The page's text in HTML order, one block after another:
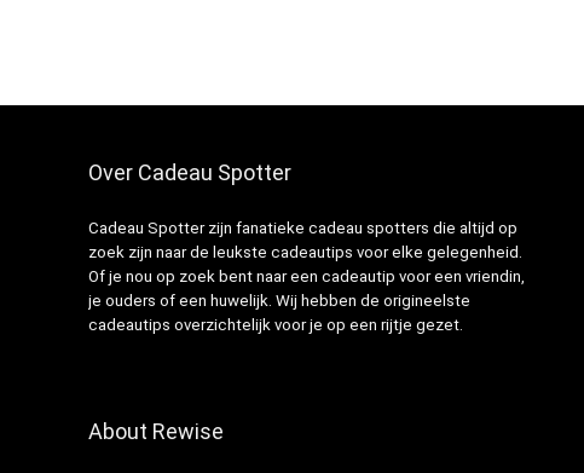
Over Cadeau Spotter
Cadeau Spotter zijn fanatieke cadeau spotters die altijd op
zoek zijn naar de leukste cadeautips voor elke gelegenheid.
Of je nou op zoek bent naar een cadeautip voor een vriendin,
je ouders of een huwelijk. Wij hebben de origineelste
cadeautips overzichtelijk voor je op een rijtje gezet.
About Rewise